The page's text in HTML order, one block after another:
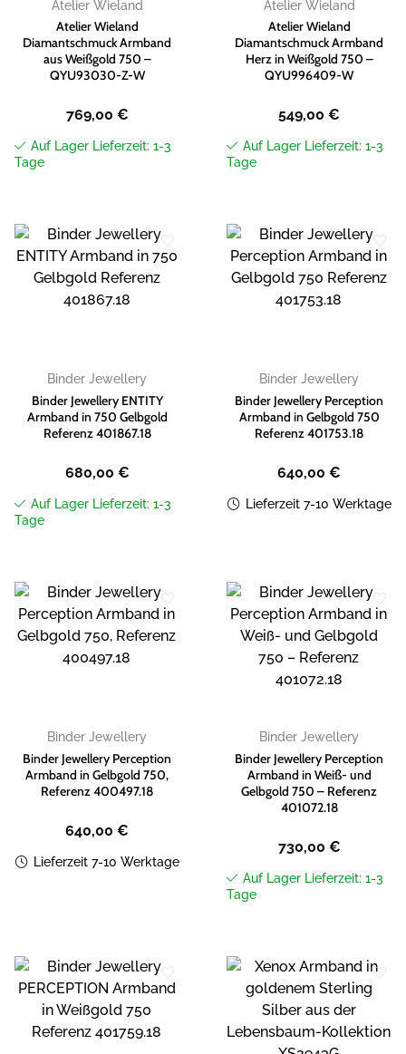
Atelier Wieland
Atelier Wieland
Diamantschmuck Armband
aus Weißgold 750 –
QYU93030-Z-W
769,00 €
Auf Lager Lieferzeit: 1-3
Tage
Atelier Wieland
Atelier Wieland
Diamantschmuck Armband
Herz in Weißgold 750 –
QYU996409-W
549,00 €
Auf Lager Lieferzeit: 1-3
Tage
Wunschliste
hinzufügen
Binder Jewellery
Binder Jewellery ENTITY
Armband in 750 Gelbgold
Referenz 401867.18
680,00 €
Auf Lager Lieferzeit: 1-3
Tage
Wunschliste
hinzufügen
Binder Jewellery
Binder Jewellery Perception
Armband in Gelbgold 750
Referenz 401753.18
640,00 €
Lieferzeit 7-10 Werktage
Zur
Wunschliste
hinzufügen
Binder Jewellery
Binder Jewellery Perception
Armband in Gelbgold 750,
Referenz 400497.18
640,00 €
Lieferzeit 7-10 Werktage
Zur
Wunschliste
hinzufügen
Binder Jewellery
Binder Jewellery Perception
Armband in Weiß- und
Gelbgold 750 – Referenz
401072.18
730,00 €
Auf Lager Lieferzeit: 1-3
Tage
Wunschliste
hinzufügen
Wunschliste
hinzufügen